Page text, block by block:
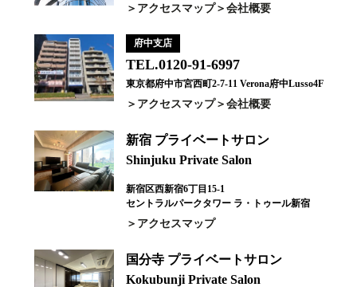
アクセスマップ 会社概要
府中支店
TEL.0120-91-6997
東京都府中市宮西町2-7-11 Verona府中Lusso4F
アクセスマップ 会社概要
新宿 プライベートサロン
Shinjuku Private Salon
新宿区西新宿6丁目15-1
セントラルパークタワー ラ・トゥール新宿
アクセスマップ
国分寺 プライベートサロン
Kokubunji Private Salon